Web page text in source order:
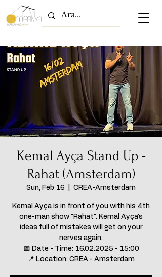
Kemal Ayça Stand Up -
Rahat (Amsterdam)
Sun, Feb 16 CREA-Amsterdam
Kemal Ayça is in front of you with his 4th
one-man show "Rahat". Kemal Ayça's
ideas full of mistakes will get on your
nerves again.
📅 Date - Time: 16.02.2025 - 15:00
📍 Location: CREA - Amsterdam